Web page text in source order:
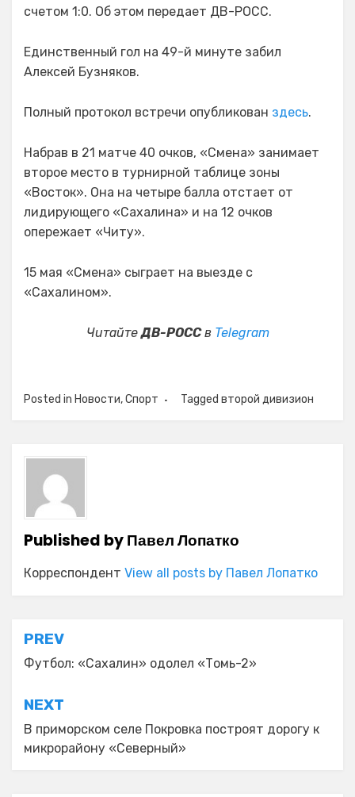
счетом 1:0. Об этом передает ДВ-РОСС.
Единственный гол на 49-й минуте забил
Алексей Бузняков.
Полный протокол встречи опубликован здесь.
Набрав в 21 матче 40 очков, «Смена» занимает
второе место в турнирной таблице зоны
«Восток». Она на четыре балла отстает от
лидирующего «Сахалина» и на 12 очков
опережает «Читу».
15 мая «Смена» сыграет на выезде с
«Сахалином».
ЧитайтеДВ-РОССв Telegram
Posted in Новости,Спорт Tagged второй дивизион
Published byПавел Лопатко
Корреспондент View all posts by Павел Лопатко
Навигация
по
записям
PREV
Футбол: «Сахалин» одолел «Томь-2»
NEXT
В приморском селе Покровка построят дорогу к
микрорайону «Северный»